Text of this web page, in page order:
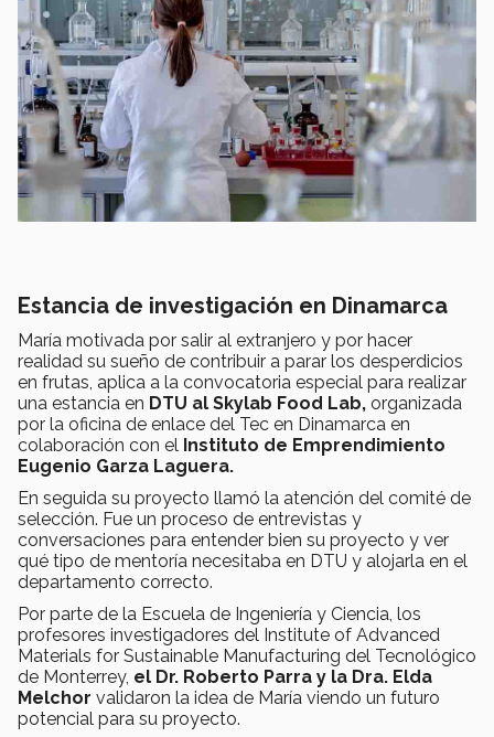
Estancia de investigación en Dinamarca
María motivada por salir al extranjero y por hacer
realidad su sueño de contribuir a parar los desperdicios
en frutas, aplica a la convocatoria especial para realizar
una estancia en DTU al Skylab Food Lab, organizada
por la oficina de enlace del Tec en Dinamarca en
colaboración con el Instituto de Emprendimiento
Eugenio Garza Laguera.
En seguida su proyecto llamó la atención del comité de
selección. Fue un proceso de entrevistas y
conversaciones para entender bien su proyecto y ver
qué tipo de mentoría necesitaba en DTU y alojarla en el
departamento correcto.
Por parte de la Escuela de Ingeniería y Ciencia, los
profesores investigadores del Institute of Advanced
Materials for Sustainable Manufacturing del Tecnológico
de Monterrey, el Dr. Roberto Parra y la Dra. Elda
Melchor validaron la idea de María viendo un futuro
potencial para su proyecto.